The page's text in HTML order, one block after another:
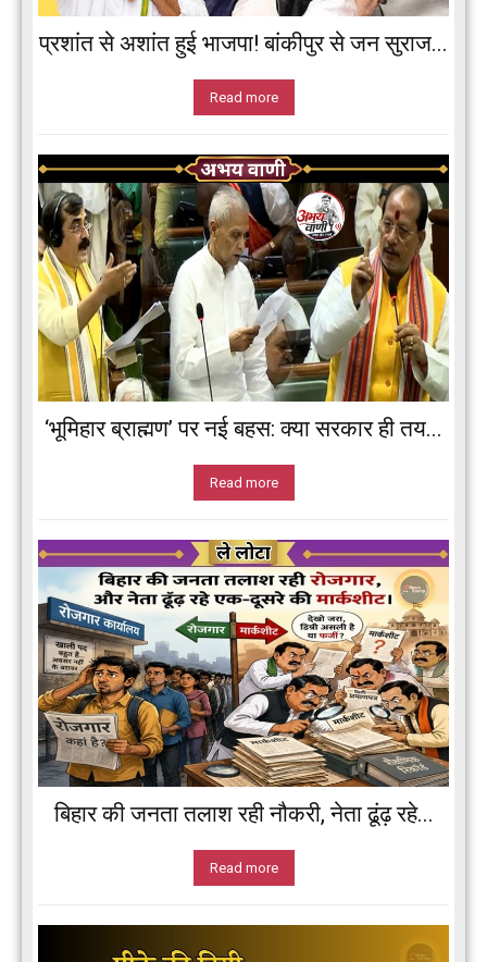
प्रशांत से अशांत हुई भाजपा! बांकीपुर से जन सुराज...
Read more
‘भूमिहार ब्राह्मण’ पर नई बहस: क्या सरकार ही तय...
Read more
बिहार की जनता तलाश रही नौकरी, नेता ढूंढ़ रहे...
Read more